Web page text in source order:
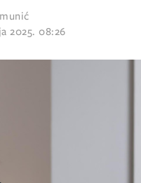
2025. 08:26